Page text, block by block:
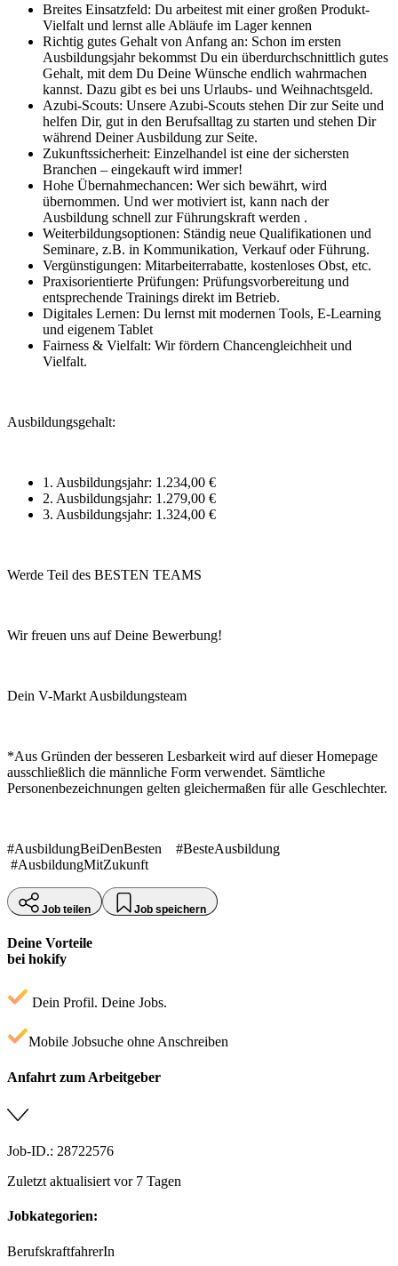
Breites Einsatzfeld: Du arbeitest mit einer großen Produkt-
Vielfalt und lernst alle Abläufe im Lager kennen
Richtig gutes Gehalt von Anfang an: Schon im ersten
Ausbildungsjahr bekommst Du ein überdurchschnittlich gutes
Gehalt, mit dem Du Deine Wünsche endlich wahrmachen
kannst. Dazu gibt es bei uns Urlaubs- und Weihnachtsgeld.
Azubi-Scouts: Unsere Azubi-Scouts stehen Dir zur Seite und
helfen Dir, gut in den Berufsalltag zu starten und stehen Dir
während Deiner Ausbildung zur Seite.
Zukunftssicherheit: Einzelhandel ist eine der sichersten
Branchen – eingekauft wird immer!
Hohe Übernahmechancen: Wer sich bewährt, wird
übernommen. Und wer motiviert ist, kann nach der
Ausbildung schnell zur Führungskraft werden .
Weiterbildungsoptionen: Ständig neue Qualifikationen und
Seminare, z.B. in Kommunikation, Verkauf oder Führung.
Vergünstigungen: Mitarbeiterrabatte, kostenloses Obst, etc.
Praxisorientierte Prüfungen: Prüfungsvorbereitung und
entsprechende Trainings direkt im Betrieb.
Digitales Lernen: Du lernst mit modernen Tools, E-Learning
und eigenem Tablet
Fairness & Vielfalt: Wir fördern Chancengleichheit und
Vielfalt.
Ausbildungsgehalt:
1. Ausbildungsjahr: 1.234,00 €
2. Ausbildungsjahr: 1.279,00 €
3. Ausbildungsjahr: 1.324,00 €
Werde Teil des BESTEN TEAMS
Wir freuen uns auf Deine Bewerbung!
Dein V-Markt Ausbildungsteam
*Aus Gründen der besseren Lesbarkeit wird auf dieser Homepage
ausschließlich die männliche Form verwendet. Sämtliche
Personenbezeichnungen gelten gleichermaßen für alle Geschlechter.
#AusbildungBeiDenBesten #BesteAusbildung
#AusbildungMitZukunft
Job teilen Job speichern
Deine Vorteile
bei hokify
Dein Profil. Deine Jobs.
Mobile Jobsuche ohne Anschreiben
Anfahrt zum Arbeitgeber
Job-ID.: 28722576
Zuletzt aktualisiert vor 7 Tagen
Jobkategorien:
BerufskraftfahrerIn